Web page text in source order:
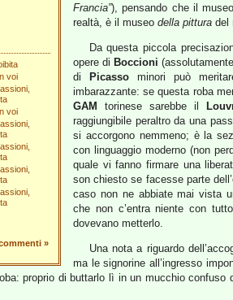
voi
voi
»
Francia”), pensando che il
realtà, è il museo della pittura del
Da questa piccola
opere di Boccioni
di
Picasso minori può
imbarazzante: se questa roba
GAM
torinese sarebbe il
raggiungibile peraltro da una
si accorgono nemmeno; è la
con linguaggio moderno (non
quale vi fanno firmare una
son chiesto se facesse parte
caso non ne abbiate mai vista
che non c’entra niente con
dovevano metterlo.
Una nota a riguardo
ma le signorine all’ingresso
proprio di buttarlo lì in un mucchio